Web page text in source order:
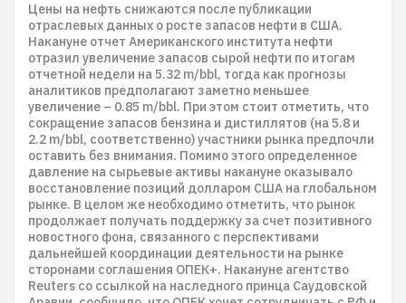
Цены на нефть снижаются после публикации
отраслевых данных о росте запасов нефти в США.
Накануне отчет Американского института нефти
отразил увеличение запасов сырой нефти по итогам
отчетной недели на 5.32 m/bbl, тогда как прогнозы
аналитиков предполагают заметно меньшее
увеличение – 0.85 m/bbl. При этом стоит отметить, что
сокращение запасов бензина и дистиллятов (на 5.8 и
2.2 m/bbl, соответственно) участники рынка предпочли
оставить без внимания. Помимо этого определенное
давление на сырьевые активы накануне оказывало
восстановление позиций долларом США на глобальном
рынке. В целом же необходимо отметить, что рынок
продолжает получать поддержку за счет позитивного
новостного фона, связанного с перспективами
дальнейшей координации деятельности на рынке
сторонами соглашения ОПЕК+. Накануне агентство
Reuters со ссылкой на наследного принца Саудовской